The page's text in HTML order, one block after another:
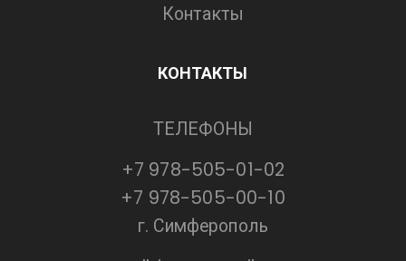
Контакты
КОНТАКТЫ
ТЕЛЕФОНЫ
+7 978-505-01-02
+7 978-505-00-10
г. Симферополь